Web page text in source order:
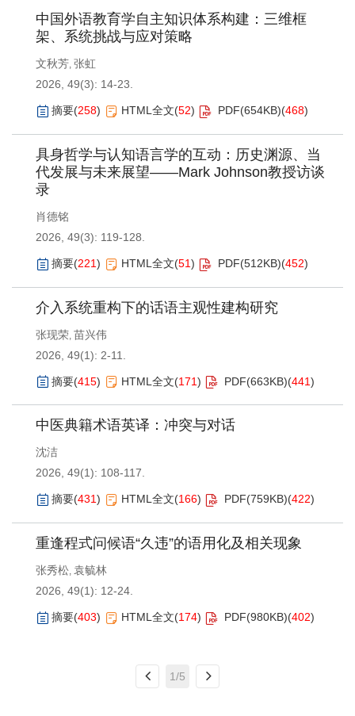
中国外语教育学自主知识体系构建：三维框
架、系统挑战与应对策略
文秋芳, 张虹
2026, 49(3): 14-23.
摘要(258) HTML全文(52) PDF(654KB)(468)
具身哲学与认知语言学的互动：历史渊源、当
代发展与未来展望——Mark Johnson教授访谈
录
肖德铭
2026, 49(3): 119-128.
摘要(221) HTML全文(51) PDF(512KB)(452)
介入系统重构下的话语主观性建构研究
张现荣 苗兴伟
2026, 49(1): 2-11.
摘要(415) HTML全文(171) PDF(663KB)(441)
中医典籍术语英译：冲突与对话
沈洁
2026, 49(1): 108-117.
摘要(431) HTML全文(166) PDF(759KB)(422)
重逢程式问候语“久违”的语用化及相关现象
张秀松, 袁毓林
2026, 49(1): 12-24.
摘要(403) HTML全文(174) PDF(980KB)(402)
1/5